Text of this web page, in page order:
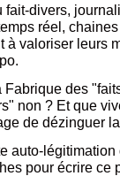
divers,
réel,
à valoriser leurs
des
non ? Et que
de dézinguer
auto-
pour écrire ce